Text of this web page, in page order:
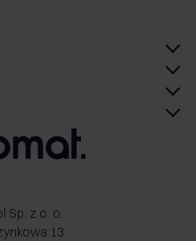
Sp. z o. o.
13